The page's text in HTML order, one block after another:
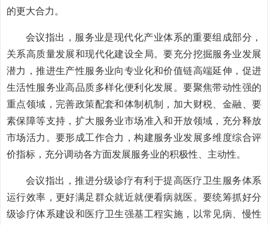
的更大合力。
会议指出，服务业是现代化产业体系的重要组成部分，
关系高质量发展和现代化建设全局。要充分挖掘服务业发展
潜力，推进生产性服务业向专业化和价值链高端延伸，促进
生活性服务业高品质多样化便利化发展。要聚焦带动性强的
重点领域，完善政策配套和体制机制，加大财税、金融、要
素保障等支持，扩大服务业市场准入和开放领域，充分释放
市场活力。要形成工作合力，构建服务业发展多维度综合评
价指标，充分调动各方面发展服务业的积极性、主动性。
会议指出，推进分级诊疗有利于提高医疗卫生服务体系
运行效率，更好满足群众就近就便看病就医。要统筹抓好分
级诊疗体系建设和医疗卫生强基工程实施，以常见病、慢性